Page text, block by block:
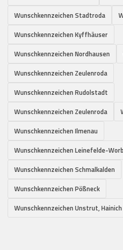
Wunschkennzeichen Stadtroda
Wunschkennzeichen Kyffhäuser
Wunschkennzeichen Nordhausen
Wunschkennzeichen Zeulenroda
Wunschkennzeichen Rudolstadt
Wunschkennzeichen Zeulenroda
Wunschkennzeichen Ilmenau
Wunschkennzeichen Leinefelde-
Wunschkennzeichen Schmalkalden
Wunschkennzeichen Pößneck
Wunschkennzeichen Unstrut, Hainich